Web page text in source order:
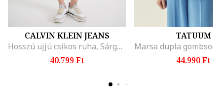
CALVIN KLEIN JEANS
Hosszú ujjú csíkos ruha, Sárga/Antik fehér
40.799 Ft
TATUUM
44.990 Ft